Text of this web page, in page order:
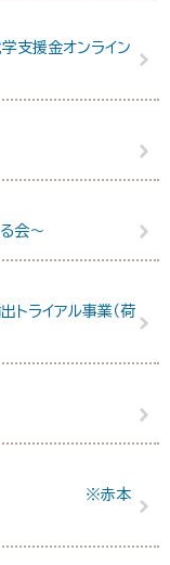
支援金オンライン
会～
トライアル事業（荷
県版） ※赤本